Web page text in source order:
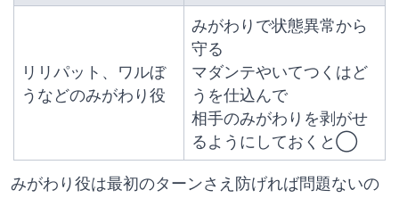
リリパット、ワルぼ
うなどのみがわり役
みがわりで状態異常から
守る
マダンテやいてつくはど
うを仕込んで
相手のみがわりを剥がせ
るようにしておくと◯
みがわり役は最初のターンさえ防げれば問題ないの